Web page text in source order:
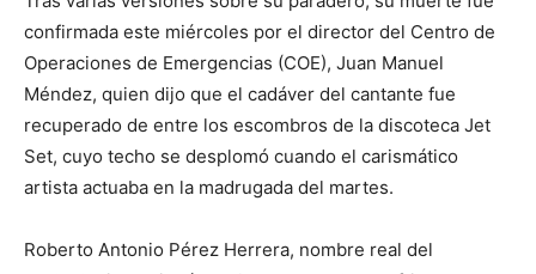
confirmada este miércoles por el director del Centro de
Operaciones de Emergencias (COE), Juan Manuel
Méndez, quien dijo que el cadáver del cantante fue
recuperado de entre los escombros de la discoteca Jet
Set, cuyo techo se desplomó cuando el carismático
artista actuaba en la madrugada del martes.
Roberto Antonio Pérez Herrera, nombre real del